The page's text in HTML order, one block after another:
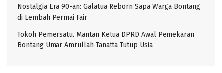
Nostalgia Era 90-an: Galatua Reborn Sapa Warga Bontang
di Lembah Permai Fair
Tokoh Pemersatu, Mantan Ketua DPRD Awal Pemekaran
Bontang Umar Amrullah Tanatta Tutup Usia